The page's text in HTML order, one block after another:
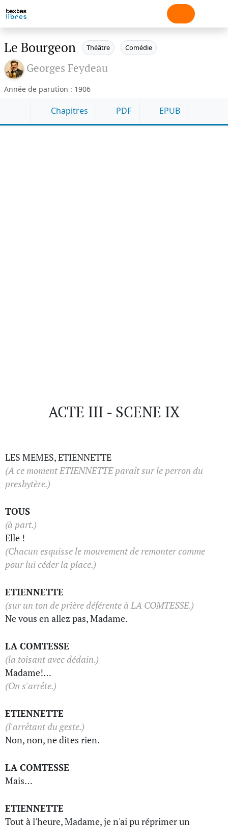
Le Bourgeon Théâtre Comédie
Georges Feydeau
Année de parution : 1906
Chapitres PDF EPUB
ACTE III - SCENE IX
LES MEMES, ETIENNETTE
(A ce moment ETIENNETTE paraît sur le perron du
presbytère.)
TOUS
(à part.)
Elle !
(Chacun esquisse le mouvement de remonter comme
pour lui céder la place.)
ETIENNETTE
(sur un ton de prière déférente à LA COMTESSE.)
Ne vous en allez pas, Madame.
LA COMTESSE
(la toisant avec dédain.)
Madame!…
(On s'arrête.)
ETIENNETTE
(l'arrêtant du geste.)
Non, non, ne dites rien.
LA COMTESSE
Mais…
ETIENNETTE
Tout à l'heure, Madame, je n'ai pu réprimer un